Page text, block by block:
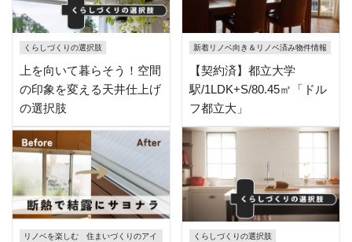
くらしづくりの選択肢
上を向いて暮らそう！空間
の印象を変える天井仕上げ
の選択肢
新着リノベ向き＆リノベ済み物件情報
【契約済】都立大学
駅/1LDK+S/80.45㎡「ドル
フ都立大」
リノベを楽しむ 住まいづくりのアイ
くらしづくりの選択肢